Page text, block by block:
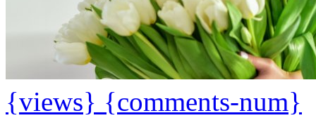
{views} {comments-num}